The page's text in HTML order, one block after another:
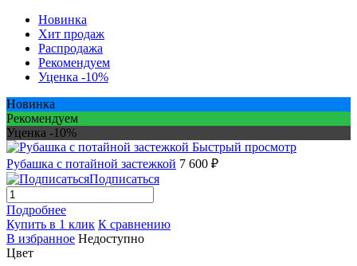
Новинка
Хит продаж
Распродажа
Рекомендуем
Уценка -10%
Новинка
Рекомендуем
Уценка -10%
Быстрый просмотр
Рубашка с потайной застежкой 7 600 ₽
Подписаться
Подробнее
Купить в 1 клик К сравнению
В избранное Недоступно
Цвет